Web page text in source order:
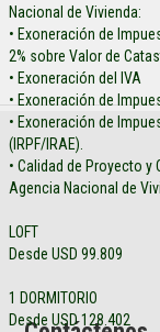
Nacional de Vivienda:
• Exoneración de
2% sobre Valor de
• Exoneración del IVA
• Exoneración de
• Exoneración de
(IRPF/IRAE).
• Calidad de Proyecto
Agencia Nacional de
LOFT
Desde USD 99.809
1 DORMITORIO
Desde USD 128.402